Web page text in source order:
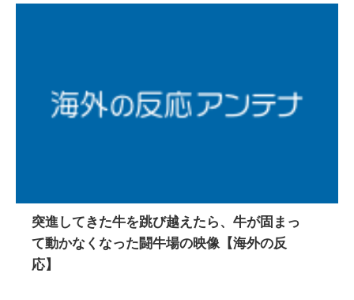
突進してきた牛を跳び越えたら、牛が固まっ
て動かなくなった闘牛場の映像【海外の反
応】